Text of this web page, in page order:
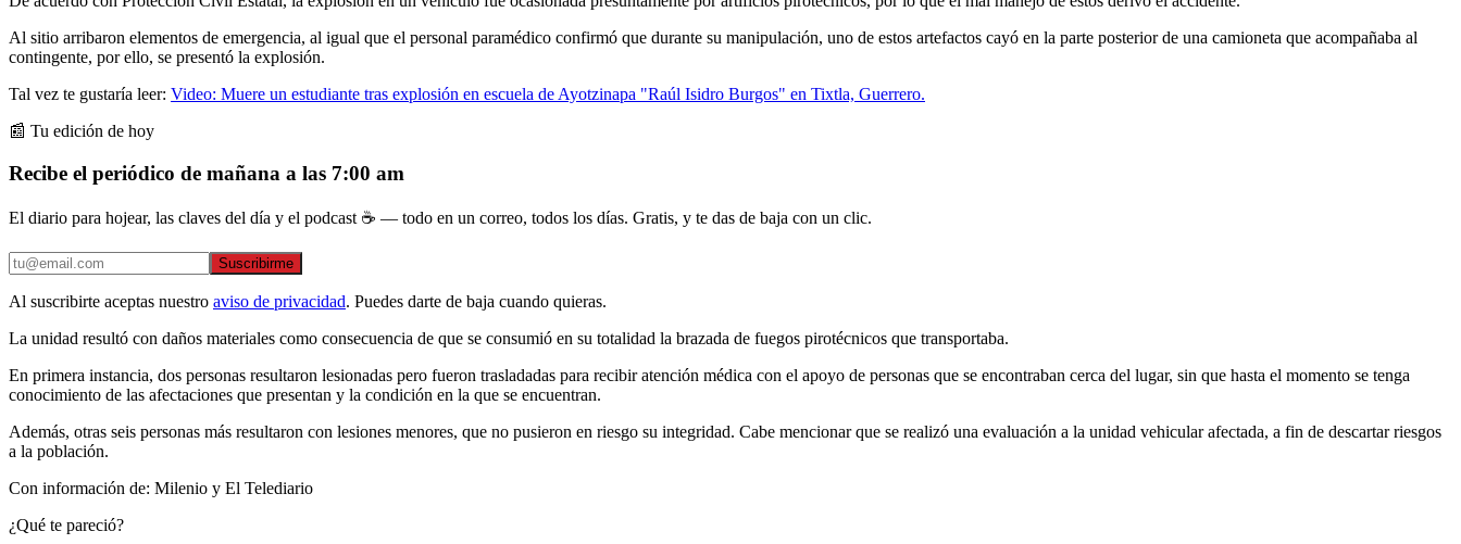
Al sitio arribaron elementos de emergencia, al igual que el personal paramédico confirmó que durante su manipulación, uno de estos artefactos cayó en la parte posterior de una camioneta que acompañaba al
contingente, por ello, se presentó la explosión.
Tal vez te gustaría leer: Video: Muere un estudiante tras explosión en escuela de Ayotzinapa "Raúl Isidro Burgos" en Tixtla, Guerrero.
📰 Tu edición de hoy
Recibe el periódico de mañana a las 7:00 am
El diario para hojear, las claves del día y el podcast ☕ — todo en un correo, todos los días. Gratis, y te das de baja con un clic.
Suscribirme
Al suscribirte aceptas nuestro aviso de privacidad. Puedes darte de baja cuando quieras.
La unidad resultó con daños materiales como consecuencia de que se consumió en su totalidad la brazada de fuegos pirotécnicos que transportaba.
En primera instancia, dos personas resultaron lesionadas pero fueron trasladadas para recibir atención médica con el apoyo de personas que se encontraban cerca del lugar, sin que hasta el momento se tenga
conocimiento de las afectaciones que presentan y la condición en la que se encuentran.
Además, otras seis personas más resultaron con lesiones menores, que no pusieron en riesgo su integridad. Cabe mencionar que se realizó una evaluación a la unidad vehicular afectada, a fin de descartar riesgos
a la población.
Con información de: Milenio y El Telediario
¿Qué te pareció?